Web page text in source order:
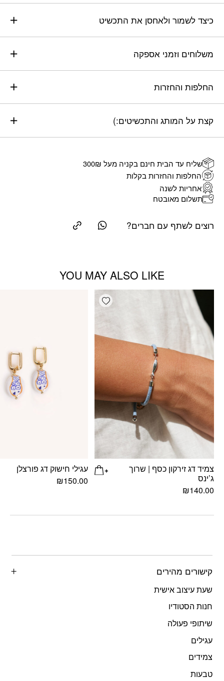
כיצד לשמור ולאחסן את התכשיט
משלוחים וזמני אספקה
החלפות והחזרות
קצת על המותג והתכשיטים:)
שליח עד הבית חינם בקניה מעל 300₪
החלפות והחזרות בקלות
אחריות לשנה
תשלום מאובטח
רוצים לשתף עם חברים?
YOU MAY ALSO LIKE
Add wishlist
צמיד דג זירקון כסף | שרוך
ג’ינס
₪140.00
עגילי חישוק דג פורצלן
₪150.00
קישורים מהירים
שעת עיצוב אישית
חנות הסטודיו
שיתופי פעולה
עגילים
צמידים
טבעות